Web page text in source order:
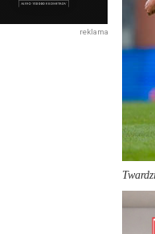
reklama